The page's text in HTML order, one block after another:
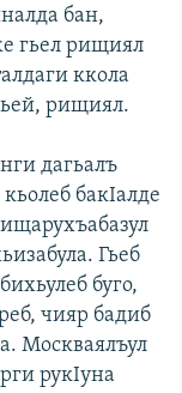
бан,
гьел рищиял
ккола
рищиял.
дагьалъ
кьолеб бакIалде
Гьеб
буго,
чияр бадиб
Москваялъул
рукIуна